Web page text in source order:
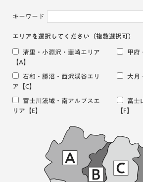
キーワード
エリアを選択してください （複数選択可）
清里・小淵沢・韮崎エリア
【A】
甲府
石和・勝沼・西沢渓谷エリ
ア 【C】
大月
富士川流域・南アルプスエ
リア 【E】
富士
【F】